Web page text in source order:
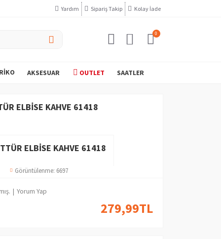
Yardım Sipariş Takip Kolay İade
0
AKSESUAR OUTLET SAATLER
ELBISE KAHVE 61418
ELBISE KAHVE 61418
Görüntülenme: 6697
| Yorum Yap
279,99TL